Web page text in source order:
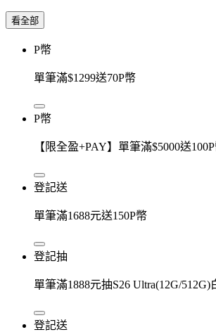
看全部
P幣
單筆滿$1299送70P幣
P幣
【限全盈+PAY】單筆滿$5000送
登記送
單筆滿1688元送150P幣
登記抽
單筆滿1888元抽S26 Ultra(12G/512G)
登記送